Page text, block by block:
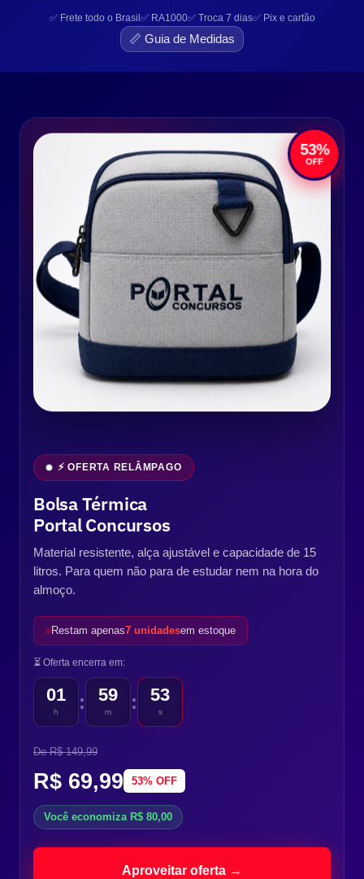
✅ Frete todo o Brasil ✅ RA1000✅ Troca 7 dias✅ Pix e cartão
📏 Guia de Medidas
53%
OFF
⚡ OFERTA RELÂMPAGO
Bolsa Térmica
Portal Concursos
Material resistente, alça ajustável e capacidade de 15
litros. Para quem não para de estudar nem na hora do
almoço.
Restam apenas7 unidadesem estoque
⏳ Oferta encerra em:
01
h : 59
m : 50
s
De R$ 149,99
R$ 69,99 53% OFF
Você economiza R$ 80,00
Aproveitar oferta →